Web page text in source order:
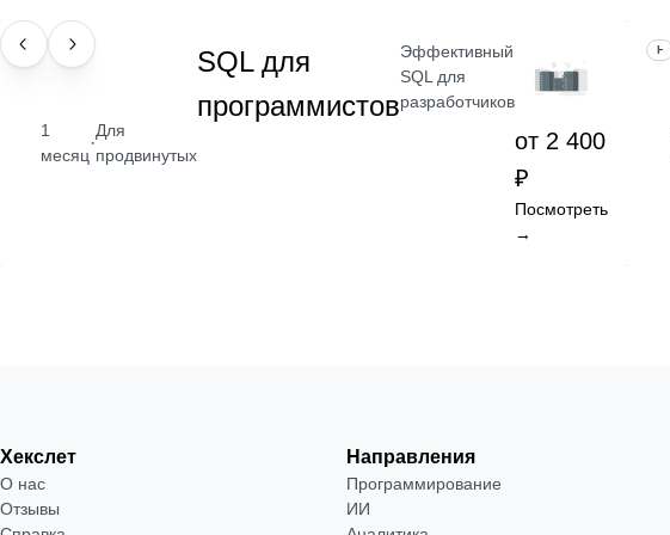
НАВЫК
1
месяц
·
Для
продвинутых
SQL для
программистов
Эффективный
SQL для
разработчиков
от 2 400
₽
Посмотреть
→
Хекслет
О нас
Отзывы
Направления
Программирование
ИИ